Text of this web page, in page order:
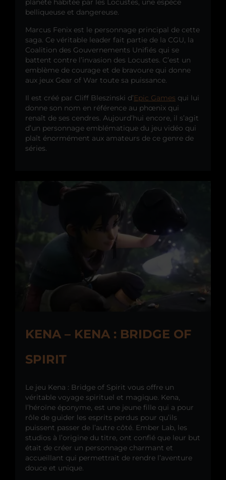
planète habitée par les Locustes, une espèce
belliqueuse et dangereuse.
Marcus Fenix est le personnage principal de cette
saga. Ce véritable leader fait partie de la CGU, la
Coalition des Gouvernements Unifiés qui se
battent contre l’invasion des Locustes. C’est un
emblème de courage et de bravoure qui donne
aux jeux Gear of War toute sa puissance.
Il est créé par Cliff Bleszinski d’Epic Games qui lui
donne son nom en référence au phœnix qui
renaît de ses cendres. Aujourd’hui encore, il s’agit
d’un personnage emblématique du jeu vidéo qui
plaît énormément aux amateurs de ce genre de
séries.
KENA – KENA : BRIDGE OF
SPIRIT
Le jeu Kena : Bridge of Spirit vous offre un
véritable voyage spirituel et magique. Kena,
l’héroïne éponyme, est une jeune fille qui a pour
rôle de guider les esprits perdus pour qu’ils
puissent passer de l’autre côté. Ember Lab, les
studios à l’origine du titre, ont confié que leur but
était de créer un personnage charmant et
accueillant qui permettrait de rendre l’aventure
douce et unique.